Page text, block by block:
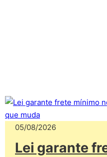
05/08/2026
Lei garante